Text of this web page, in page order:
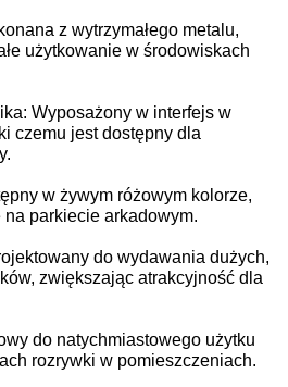
z wytrzymałego metalu,
użytkowanie w środowiskach
Wyposażony w interfejs w
czemu jest dostępny dla
w żywym różowym kolorze,
parkiecie arkadowym.
do wydawania dużych,
zwiększając atrakcyjność dla
do natychmiastowego użytku
rozrywki w pomieszczeniach.